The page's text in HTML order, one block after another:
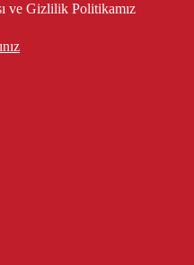
ve Gizlilik Politikamız